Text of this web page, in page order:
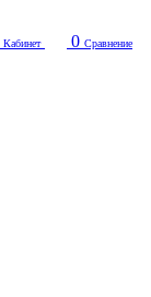
Кабинет 0 Сравнение